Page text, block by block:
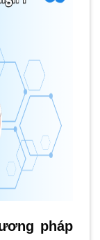
pháp